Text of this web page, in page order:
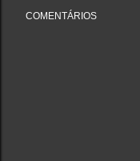
COMENTÁRIOS